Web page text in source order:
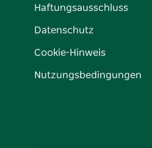
Haftungsausschluss
Datenschutz
Cookie-Hinweis
Nutzungsbedingungen